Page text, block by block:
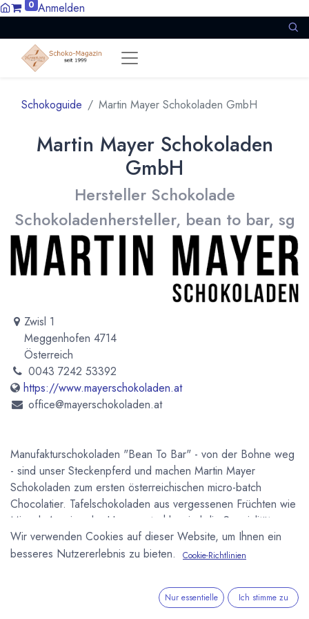
0 Anmelden
Schokoguide Martin Mayer Schokoladen GmbH
Martin Mayer Schokoladen
GmbH
Hersteller Schokolade
Schokoladenhersteller, bean to bar, sg
Zwisl 1
Meggenhofen 4714
Österreich
0043 7242 53392
https://www.mayerschokoladen.at
office@mayerschokoladen.at
Manufakturschokoladen "Bean To Bar" - von der Bohne weg
- sind unser Steckenpferd und machen Martin Mayer
Schokoladen zum ersten österreichischen micro-batch
Chocolatier. Tafelschokoladen aus vergessenen Früchten wie
Mispel, Aronia oder Hauszwetschke sind die Spezialität von
Meister Martin Mayer. In unseren Schokoladen wird der
Geschmack der Frucht ohne Hilfsstoffe und Aromen auf
Verfahren haben wir eine Schokolade aus alten Apfelsorten
kreiert, welche sich aufgrund eines besonders hohen
Wir verwenden Cookies auf dieser Website, um Ihnen ein
besseres Nutzererlebnis zu bieten.
Cookie-Richtlinien
Nur essentielle Ich stimme zu